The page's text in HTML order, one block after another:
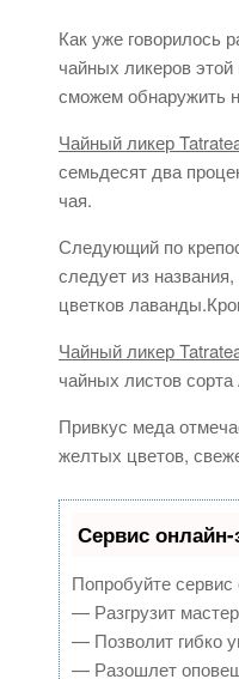
Как уже говорилось
чайных ликеров
сможем обнаружить
Чайный ликер
семьдесят два
чая.
Следующий по
следует из
цветков
Чайный ликер
чайных листов
Привкус меда
желтых цветов,
Сервис онлайн-
Попробуйте
— Разгрузит
— Позволит гибко
— Разошлет